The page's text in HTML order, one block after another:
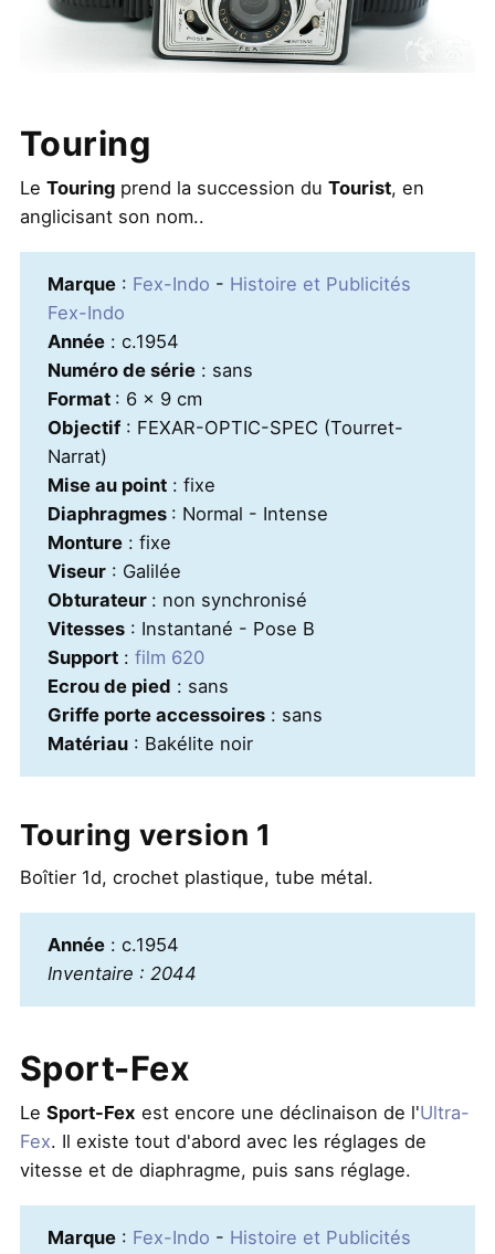
Touring
Le Touringprend la succession du Tourist, en
anglicisant son nom..
Marque: Fex-Indo - Histoire et Publicités
Fex-Indo
Année: c.1954
Numéro de série: sans
Format : 6 x 9 cm
Objectif: FEXAR-OPTIC-SPEC (Tourret-
Narrat)
Mise au point: fixe
Diaphragmes : Normal - Intense
Monture: fixe
Viseur: Galilée
Obturateur : non synchronisé
Vitesses: Instantané - Pose B
Support: film 620
Ecrou de pied : sans
Griffe porte accessoires: sans
Matériau: Bakélite noir
Touring version 1
Boîtier 1d, crochet plastique, tube métal.
Année: c.1954
Inventaire : 2044
Sport-Fex
Le Sport-Fex est encore une déclinaison de l'Ultra-
Fex. Il existe tout d'abord avec les réglages de
vitesse et de diaphragme, puis sans réglage.
Marque: Fex-Indo - Histoire et Publicités